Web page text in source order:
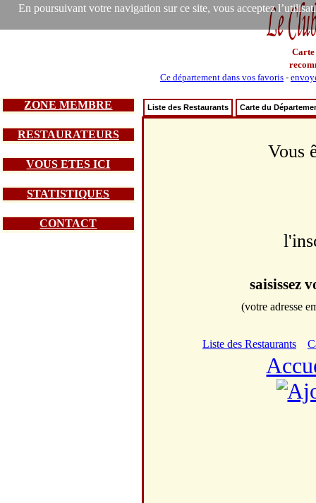
En poursuivant votre navigation sur ce site, vous acceptez
Carte
Ce département dans vos favoris -
ZONE MEMBRE
RESTAURATEURS
VOUS ETES ICI
STATISTIQUES
CONTACT
Liste des Restaurants Carte du
Vous
saisissez
(votre adresse
Liste des Restaurants